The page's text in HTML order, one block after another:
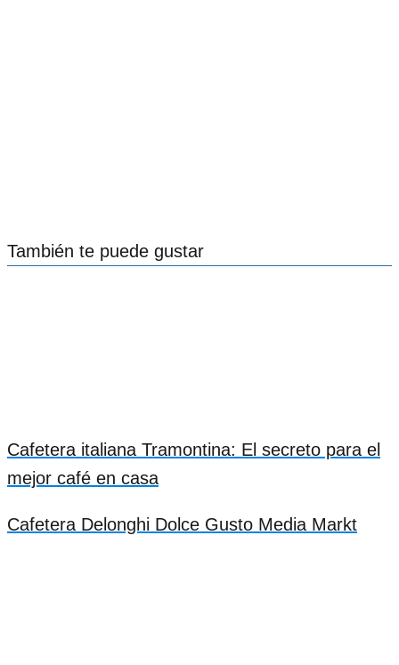
También te puede gustar
Cafetera italiana Tramontina: El secreto para el
mejor café en casa
Cafetera Delonghi Dolce Gusto Media Markt